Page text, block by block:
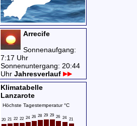
Arrecife
Sonnenaufgang:
7:17 Uhr
Sonnenuntergang: 20:44
Uhr Jahresverlauf
Klimatabelle
Lanzarote
Höchste Tagestemperatur °C
20 21 22 22 24 26 28 29 29 26 24 21